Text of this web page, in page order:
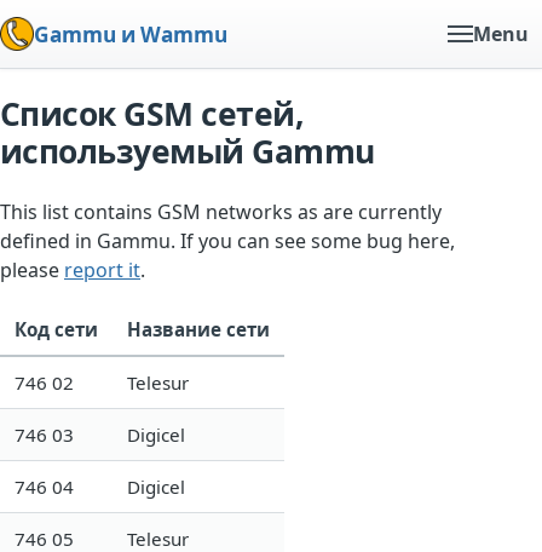
Gammu и Wammu Menu
Список GSM сетей,
используемый Gammu
This list contains GSM networks as are currently
defined in Gammu. If you can see some bug here,
please report it.
Код сети Название сети
746 02 Telesur
746 03 Digicel
746 04 Digicel
746 05 Telesur